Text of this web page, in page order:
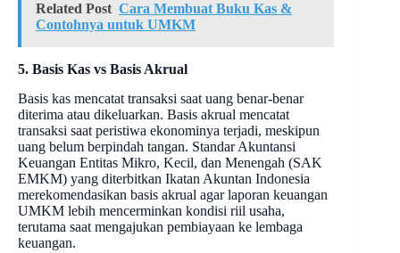
Related Post Cara Membuat Buku Kas &
Contohnya untuk UMKM
5. Basis Kas vs Basis Akrual
Basis kas mencatat transaksi saat uang benar-benar
diterima atau dikeluarkan. Basis akrual mencatat
transaksi saat peristiwa ekonominya terjadi, meskipun
uang belum berpindah tangan. Standar Akuntansi
Keuangan Entitas Mikro, Kecil, dan Menengah (SAK
EMKM) yang diterbitkan Ikatan Akuntan Indonesia
merekomendasikan basis akrual agar laporan keuangan
UMKM lebih mencerminkan kondisi riil usaha,
terutama saat mengajukan pembiayaan ke lembaga
keuangan.